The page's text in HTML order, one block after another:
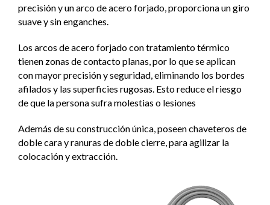
precisión y un arco de acero forjado, proporciona un giro
suave y sin enganches.
Los arcos de acero forjado con tratamiento térmico
tienen zonas de contacto planas, por lo que se aplican
con mayor precisión y seguridad, eliminando los bordes
afilados y las superficies rugosas. Esto reduce el riesgo
de que la persona sufra molestias o lesiones
Además de su construcción única, poseen chaveteros de
doble cara y ranuras de doble cierre, para agilizar la
colocación y extracción.